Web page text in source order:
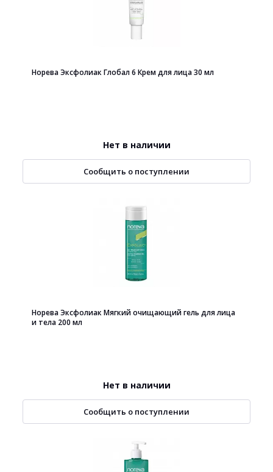
Норева Эксфолиак Глобал 6 Крем для лица 30 мл
Нет в наличии
Сообщить о поступлении
Норева Эксфолиак Мягкий очищающий гель для лица
и тела 200 мл
Нет в наличии
Сообщить о поступлении